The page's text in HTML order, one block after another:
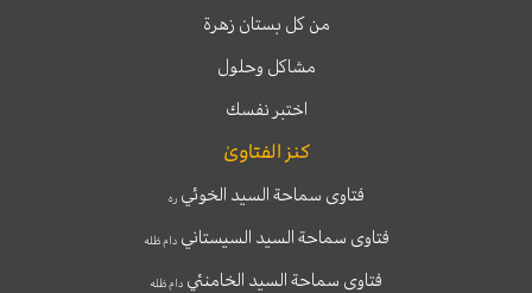
من كل بستان زهرة
مشاكل وحلول
اختبر نفسك
كنز الفتاوىٰ
فتاوى سماحة السيد الخوئيره
فتاوى سماحة السيد السيستانيدام ظله
فتاوى سماحة السيد الخامنئي دام ظله